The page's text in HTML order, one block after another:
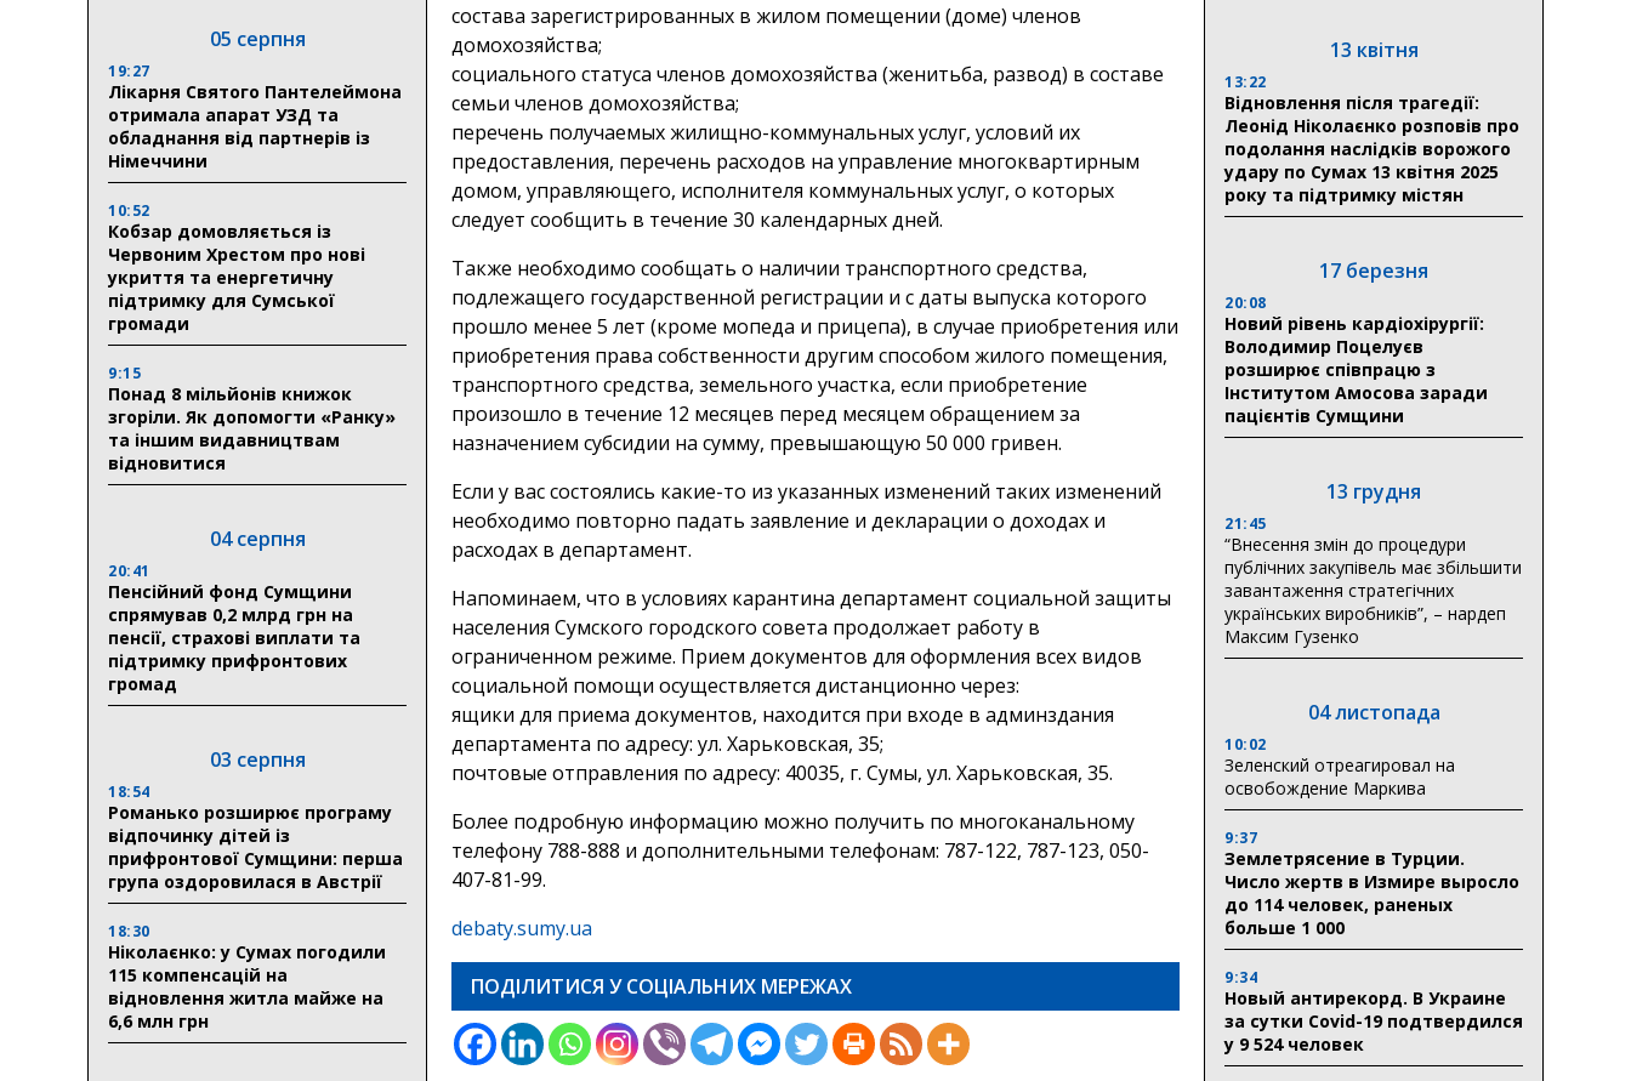
05 серпня
19:27
Лікарня Святого Пантелеймона
отримала апарат УЗД та
обладнання від партнерів із
Німеччини
10:52
Кобзар домовляється із
Червоним Хрестом про нові
укриття та енергетичну
підтримку для Сумської
громади
9:15
Понад 8 мільйонів книжок
згоріли. Як допомогти «Ранку»
та іншим видавництвам
відновитися
04 серпня
20:41
Пенсійний фонд Сумщини
спрямував 0,2 млрд грн на
пенсії, страхові виплати та
підтримку прифронтових
громад
03 серпня
18:54
Романько розширює програму
відпочинку дітей із
прифронтової Сумщини: перша
група оздоровилася в Австрії
18:30
Ніколаєнко: у Сумах погодили
115 компенсацій на
відновлення житла майже на
6,6 млн грн
состава зарегистрированных в жилом помещении (доме) членов
домохозяйства;
социального статуса членов домохозяйства (женитьба, развод) в составе
семьи членов домохозяйства;
перечень получаемых жилищно-коммунальных услуг, условий их
предоставления, перечень расходов на управление многоквартирным
домом, управляющего, исполнителя коммунальных услуг, о которых
следует сообщить в течение 30 календарных дней.
Также необходимо сообщать о наличии транспортного средства,
подлежащего государственной регистрации и с даты выпуска которого
прошло менее 5 лет (кроме мопеда и прицепа), в случае приобретения или
приобретения права собственности другим способом жилого помещения,
транспортного средства, земельного участка, если приобретение
произошло в течение 12 месяцев перед месяцем обращением за
назначением субсидии на сумму, превышающую 50 000 гривен.
Если у вас состоялись какие-то из указанных изменений таких изменений
необходимо повторно падать заявление и декларации о доходах и
расходах в департамент.
Напоминаем, что в условиях карантина департамент социальной защиты
населения Сумского городского совета продолжает работу в
ограниченном режиме. Прием документов для оформления всех видов
социальной помощи осуществляется дистанционно через:
ящики для приема документов, находится при входе в админздания
департамента по адресу: ул. Харьковская, 35;
почтовые отправления по адресу: 40035, г. Сумы, ул. Харьковская, 35.
Более подробную информацию можно получить по многоканальному
телефону 788-888 и дополнительными телефонам: 787-122, 787-123, 050-
407-81-99.
debaty.sumy.ua
ПОДІЛИТИСЯ У СОЦІАЛЬНИХ МЕРЕЖАХ
13 квітня
13:22
Відновлення після трагедії:
Леонід Ніколаєнко розповів про
подолання наслідків ворожого
удару по Сумах 13 квітня 2025
року та підтримку містян
17 березня
20:08
Новий рівень кардіохірургії:
Володимир Поцелуєв
розширює співпрацю з
Інститутом Амосова заради
пацієнтів Сумщини
13 грудня
21:45
“Внесення змін до процедури
публічних закупівель має збільшити
завантаження стратегічних
українських виробників”, – нардеп
Максим Гузенко
04 листопада
10:02
Зеленский отреагировал на
освобождение Маркива
9:37
Землетрясение в Турции.
Число жертв в Измире выросло
до 114 человек, раненых
больше 1 000
9:34
Новый антирекорд. В Украине
за сутки Covid-19 подтвердился
у 9 524 человек